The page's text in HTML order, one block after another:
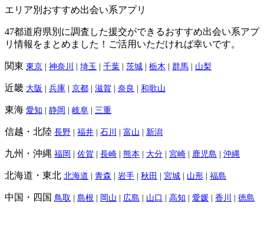
エリア別おすすめ出会い系アプリ
47都道府県別に調査した援交ができるおすすめ出会い系アプ
リ情報をまとめました！ご活用いただければ幸いです。
関東 東京 | 神奈川 | 埼玉 | 千葉 | 茨城 | 栃木 | 群馬 | 山梨
近畿 大阪 | 兵庫 | 京都 | 滋賀 | 奈良 | 和歌山
東海 愛知 | 静岡 | 岐阜 | 三重
信越・北陸 長野 | 福井 | 石川 | 富山 | 新潟
九州・沖縄 福岡 | 佐賀 | 長崎 | 熊本 | 大分 | 宮崎 | 鹿児島 | 沖縄
北海道・東北 北海道 | 青森 | 岩手 | 秋田 | 宮城 | 山形 | 福島
中国・四国 鳥取 | 島根 | 岡山 | 広島 | 山口 | 高知 | 愛媛 | 香川 | 徳島